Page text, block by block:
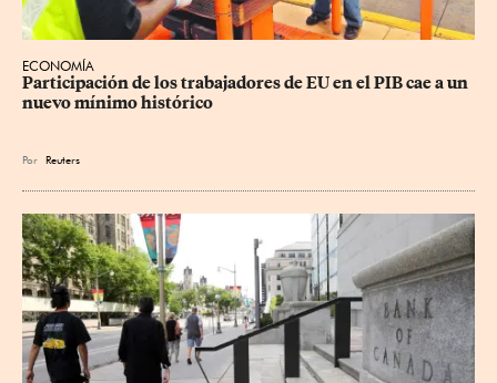
ECONOMÍA
Participación de los trabajadores de EU en el PIB cae a un
nuevo mínimo histórico
Por Reuters